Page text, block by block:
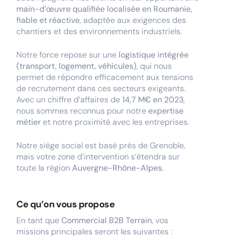
main-d’œuvre qualifiée localisée en Roumanie,
fiable et réactive, adaptée aux exigences des
chantiers et des environnements industriels.
Notre force repose sur une logistique intégrée
(transport, logement, véhicules), qui nous
permet de répondre efficacement aux tensions
de recrutement dans ces secteurs exigeants.
Avec un chiffre d’affaires de14,7 M€ en 2023,
nous sommes reconnus pour notre expertise
métier et notre proximité avec les entreprises.
Notre siège social est basé près de Grenoble,
mais votre zone d’intervention s’étendra sur
toute la région Auvergne-Rhône-Alpes.
Ce qu’on vous propose
En tant queCommercial B2B Terrain, vos
missions principales seront les suivantes :